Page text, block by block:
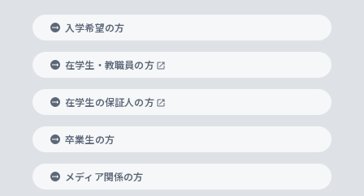
経済学部
外国語学部
総合グローバル学部
国際教養学部
キリスト教人間学
身体知
思考と表現
データサイエンス
言語教育研究センター
上智大学のグローバル教育
グローバル教育センター
上智大学で学ぶ
海外で学ぶ
学びのサポート
大学院
神学研究科
助産学専攻科
国際言語情報研究所
グローバル・コンサーン研究所
比較文化研究所
ヨーロッパ研究所
知的財産
研究支援制度
重点領域研究・自由課題研究
研究活動に関する法令・研究費の使用について
課外教育プログラム
ボランティア活動
グローバルな学びのコミュニティ
学生の相談窓口
心身の健康相談
ハラスメント防止の取り組み
キャリア形成サポート
キャリア形成支援プログラム
住まいのサポート
入れの方針）
科目等履修生
研究生・外国人特別研究生・国費留学生
交換留学生(海外大学から上智大学で学ぶ)
理事長・学長メッセージ
学長・副学長紹介
上智大学の精神
上智大学の理念
上智大学の沿革
グローバルエンゲージメント
上智大学を訪れた世界の知性
上智大学公式ソーシャルメディア
入学希望の方
在学生・教職員の方
在学生の保証人の方
卒業生の方
メディア関係の方